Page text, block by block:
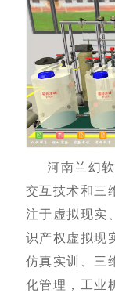
河南兰幻软
交互技术和三
注于虚拟现实
识产权虚拟现
仿真实训、三
化管理，工业